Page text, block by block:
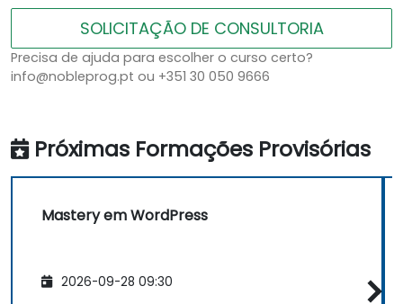
SOLICITAÇÃO DE CONSULTORIA
Precisa de ajuda para escolher o curso certo?
info@nobleprog.pt ou +351 30 050 9666
Próximas Formações Provisórias
Mastery em WordPress
2026-09-28 09:30